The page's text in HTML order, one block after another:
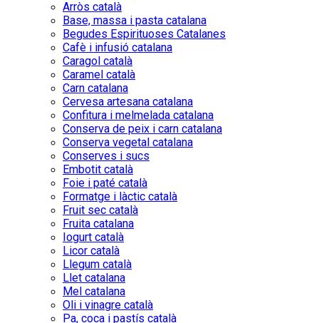
Arròs català
Base, massa i pasta catalana
Begudes Espirituoses Catalanes
Cafè i infusió catalana
Caragol català
Caramel català
Carn catalana
Cervesa artesana catalana
Confitura i melmelada catalana
Conserva de peix i carn catalana
Conserva vegetal catalana
Conserves i sucs
Embotit català
Foie i paté català
Formatge i làctic català
Fruit sec català
Fruita catalana
Iogurt català
Licor català
Llegum català
Llet catalana
Mel catalana
Oli i vinagre català
Pa, coca i pastís català